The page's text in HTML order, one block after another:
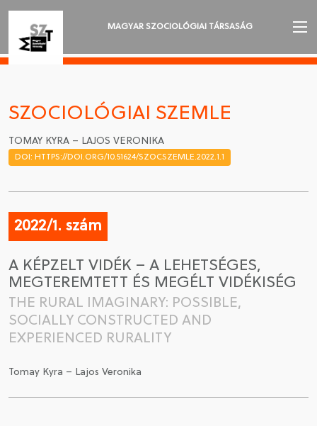
MAGYAR SZOCIOLÓGIAI TÁRSASÁG
AKTUALITÁSOK
VÁNDORGYŰLÉSEK
SZAKOSZTÁLYOK
DÍJAK
NYELVVÁLASZTÁS
TAGSÁGOMAT
SZOCIOLÓGIAI SZEMLE
TOMAY KYRA – LAJOS VERONIKA
DOI: HTTPS://DOI.ORG/10.51624/SZOCSZEMLE.2022.1.1
2022/1. szám
A KÉPZELT VIDÉK – A LEHETSÉGES,
MEGTEREMTETT ÉS MEGÉLT VIDÉKISÉG
THE RURAL IMAGINARY: POSSIBLE,
SOCIALLY CONSTRUCTED AND
EXPERIENCED RURALITY
Tomay Kyra – Lajos Veronika